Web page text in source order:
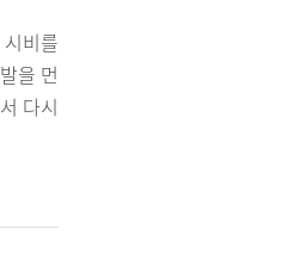
비를
을 먼
다시